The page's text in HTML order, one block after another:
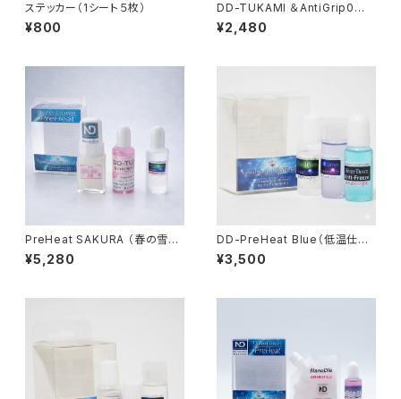
ステッカー（1シート５枚）
¥800
DD-TUKAMI ＆AntiGrip0
（補充用）【水性ジェル】
¥2,480
PreHeat SAKURA （春の雪）
【液体化ホット+水性ジェル】
¥5,280
DD-PreHeat Blue（低温仕様）
【液体化ホット】
¥3,500